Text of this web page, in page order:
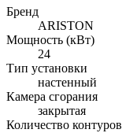
Бренд
ARISTON
Мощность (кВт)
24
Тип установки
настенный
Камера сгорания
закрытая
Количество контуров